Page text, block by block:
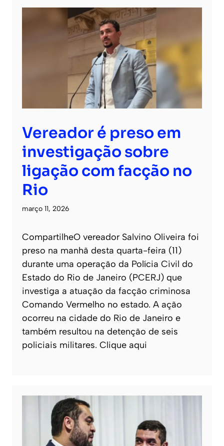
Vereador é preso em
investigação sobre
ligação com facção no
Rio
março 11, 2026
CompartilheO vereador Salvino Oliveira foi
preso na manhã desta quarta-feira (11)
durante uma operação da Polícia Civil do
Estado do Rio de Janeiro (PCERJ) que
investiga a atuação da facção criminosa
Comando Vermelho no estado. A ação
ocorreu na cidade do Rio de Janeiro e
também resultou na detenção de seis
policiais militares. Clique aqui